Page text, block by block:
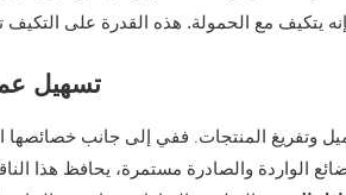
تسهيل
إلى جانب خصائصها وتفريغ المنتجات. ففي
الواردة والصادرة مستمرة، يحافظ هذا